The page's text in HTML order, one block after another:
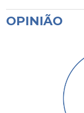
OPINIÃO